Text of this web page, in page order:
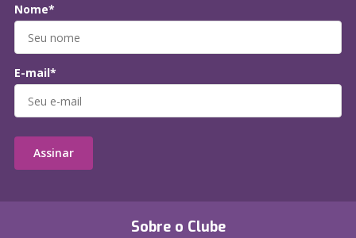
Sobre o Clube
Nome*
E-mail*
Assinar